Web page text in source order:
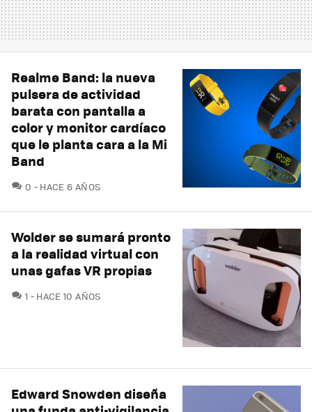
Realme Band: la nueva
pulsera de actividad
barata con pantalla a
color y monitor cardíaco
que le planta cara a la Mi
Band
0 COMENTARIOS
HACE 6 AÑOS
Wolder se sumará pronto
a la realidad virtual con
unas gafas VR propias
1 COMENTARIOS
HACE 10 AÑOS
Edward Snowden diseña